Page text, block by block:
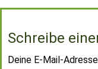
Schreibe
Deine E-Mail-